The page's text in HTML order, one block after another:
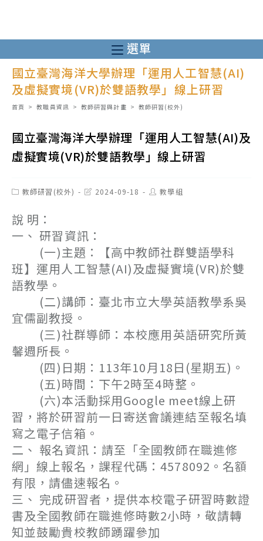
至
主
選單
國立臺灣海洋大學辦理「運用人工智慧(AI)
及虛擬實境(VR)於雙語教學」線上研習
首頁 > 教職員資訊 > 教師研習與計畫 > 教師研習(校外)
國立臺灣海洋大學辦理「運用人工智慧(AI)及
虛擬實境(VR)於雙語教學」線上研習
Post教師研習(校外)
Post2024-09-18
Post教學組
說 明：
一、 研習資訊：
(一)主題：【高中教師社群雙語學科
班】運用人工智慧(AI)及虛擬實境(VR)於雙
語教學。
(二)講師：臺北市立大學英語教學系吳
宜儒副教授。
(三)社群導師：本校應用英語研究所黃
馨週所長。
(四)日期：113年10月18日(星期五)。
(五)時間：下午2時至4時整。
(六)本活動採用Google meet線上研
習，將於研習前一日寄送會議連結至報名填
寫之電子信箱。
二、 報名資訊：請至「全國教師在職進修
網」線上報名，課程代碼：4578092。名額
有限，請儘速報名。
三、 完成研習者，提供本校電子研習時數證
書及全國教師在職進修時數2小時，敬請轉
知並鼓勵貴校教師踴躍參加